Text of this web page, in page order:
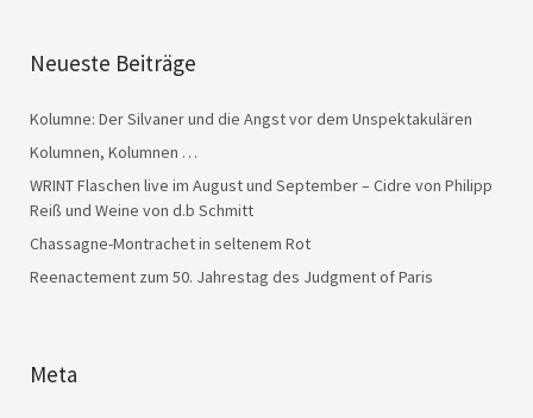
Neueste Beiträge
Kolumne: Der Silvaner und die Angst vor dem Unspektakulären
Kolumnen, Kolumnen …
WRINT Flaschen live im August und September – Cidre von Philipp
Reiß und Weine von d.b Schmitt
Chassagne-Montrachet in seltenem Rot
Reenactement zum 50. Jahrestag des Judgment of Paris
Meta